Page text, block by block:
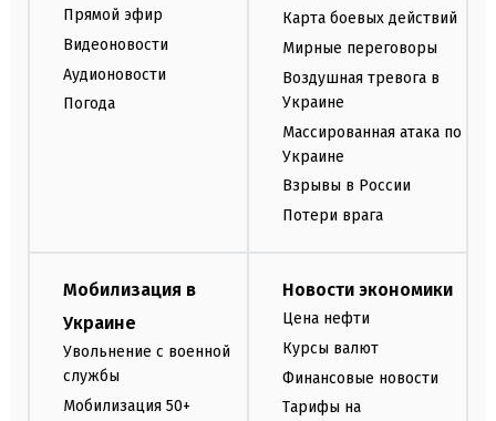
Прямой эфир
Видеоновости
Аудионовости
Погода
Карта боевых действий
Мирные переговоры
Воздушная тревога в
Украине
Массированная атака по
Украине
Взрывы в России
Потери врага
Мобилизация в
Украине
Увольнение с военной
службы
Мобилизация 50+
Новости экономики
Цена нефти
Курсы валют
Финансовые новости
Тарифы на